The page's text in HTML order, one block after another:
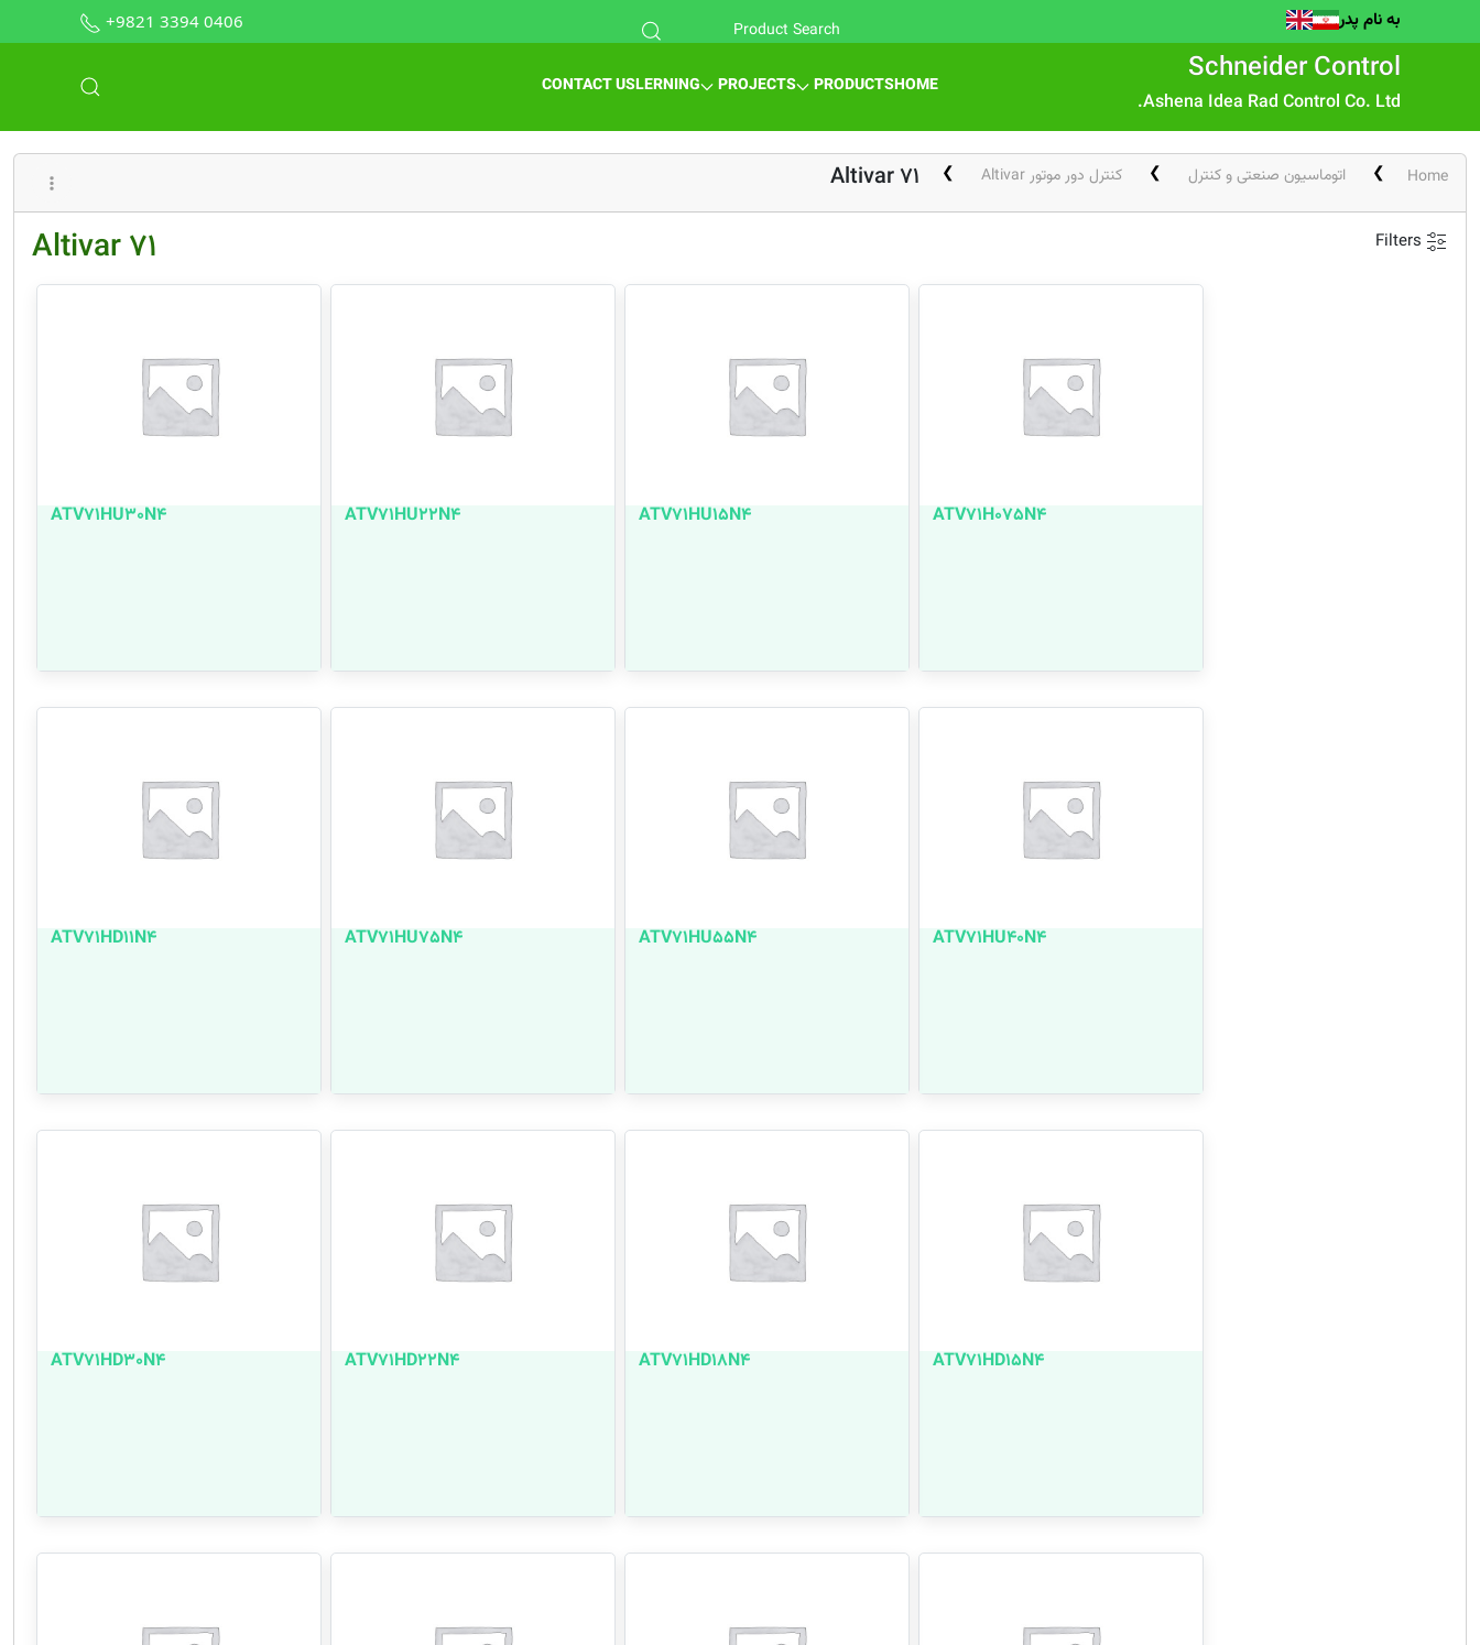
به نام پدر +9821 3394 0406
Schneider Control
Ashena Idea Rad Control Co. Ltd.
HOME
PRODUCTS
PROJECTS
LERNING
CONTACT US
Home اتوماسیون صنعتی و کنترل کنترل دور موتور Altivar Altivar 71
Filters
Altivar 71
ATV71H075N4
ATV71HU15N4
ATV71HU22N4
ATV71HU30N4
ATV71HU40N4
ATV71HU55N4
ATV71HU75N4
ATV71HD11N4
ATV71HD15N4
ATV71HD18N4
ATV71HD22N4
ATV71HD30N4